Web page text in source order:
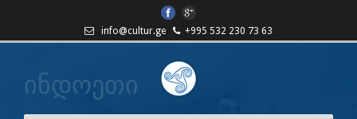
info@cultur.ge +995 532 230 73 63
ინდოეთი